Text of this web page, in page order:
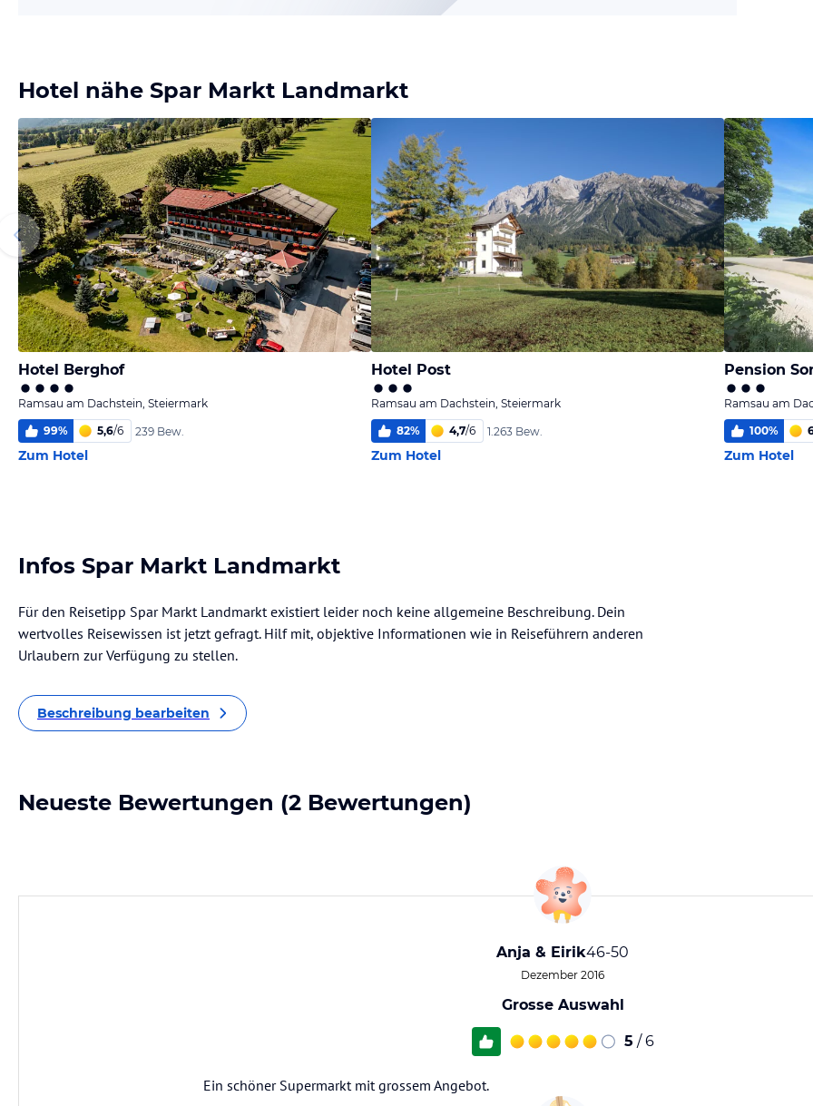
Hotel nähe Spar Markt Landmarkt
Hotel Berghof
Ramsau am Dachstein, Steiermark
99% 5,6/6 239 Bew.
Zum Hotel
Hotel Post
Ramsau am Dachstein, Steiermark
82% 4,7/6 1.263 Bew.
Zum Hotel
Pension
Ramsau am
100%
Zum Hotel
Infos Spar Markt Landmarkt
Für den Reisetipp Spar Markt Landmarkt existiert leider noch keine allgemeine Beschreibung. Dein
wertvolles Reisewissen ist jetzt gefragt. Hilf mit, objektive Informationen wie in Reiseführern anderen
Urlaubern zur Verfügung zu stellen.
Beschreibung bearbeiten
Neueste Bewertungen (2 Bewertungen)
Anja & Eirik46-50
Dezember 2016
Grosse Auswahl
5 / 6
Ein schöner Supermarkt mit grossem Angebot.